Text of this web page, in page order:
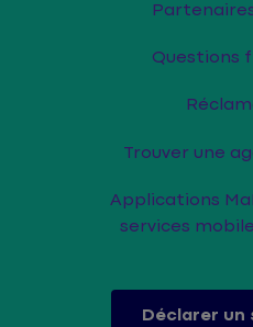
Questions
Trouver une
Applications
services
Déclarer un